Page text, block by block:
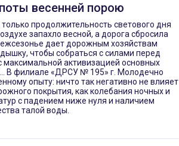
весенней порою
только продолжительность светового дня
запахло весной, а дорога сбросила
дает дорожным хозяйствам
чтобы собраться с силами перед
максимальной активизацией основных
В филиале «ДРСУ № 195» г. Молодечно
опыту: ничто так негативно не влияет
покрытия, как колебания ночных и
с падением ниже нуля и наличием
талой воды.